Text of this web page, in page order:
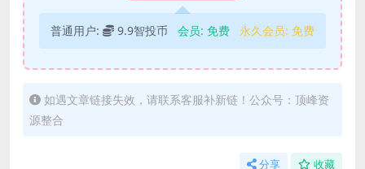
普通用户: 9.9智投币 会员: 免费 永久会员: 免费
如遇文章链接失效，请联系客服补新链！公众号：顶峰资
源整合
分享 收藏